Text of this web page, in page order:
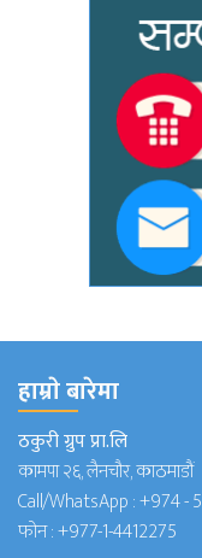
हाम्राे बारेमा
ठकुरी ग्रुप प्रा.लि
कामपा २६, लैनचौर, काठमाडौं
Call/WhatsApp :+974 -
फोन :+977-1-4412275